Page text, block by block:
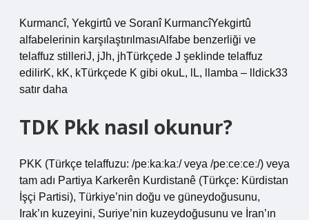
Kurmancî, Yekgirtû ve Soranî KurmancîYekgirtû
alfabelerinin karşılaştırılmasıAlfabe benzerliği ve
telaffuz stilleriJ, jJh, jhTürkçede J şeklinde telaffuz
edilirK, kK, kTürkçede K gibi okuL, lL, llamba – lldick33
satır daha
TDK Pkk nasıl okunur?
PKK (Türkçe telaffuzu: /peːkaːkaː/ veya /peːceːceː/) veya
tam adı Partiya Karkerên Kurdistanê (Türkçe: Kürdistan
İşçi Partisi), Türkiye’nin doğu ve güneydoğusunu,
Irak’ın kuzeyini, Suriye’nin kuzeydoğusunu ve İran’ın